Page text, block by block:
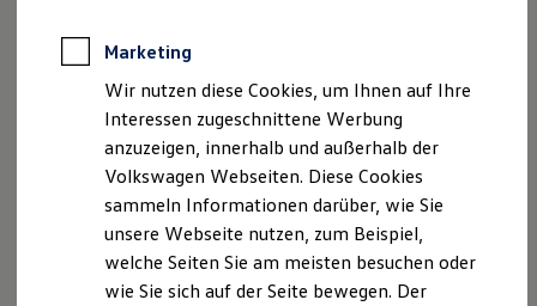
Rekuperation
Laden unterwegs
Laden Zuhause
Ladestationen finden
Ladezeitensimulator
Batterie
Sicherheit
Nachhaltigkeit
Technologie
Kosten und Kauf
Der neue ID.3 Neo
So geht neu. Klar im Design. Stark im Alltag.
Entdecken Sie jetzt den neuen ID.3 Neo!
Mehr zum ID.3 Neo erfahren
Marketing
Wir nutzen diese Cookies, um Ihnen auf Ihre
Interessen zugeschnittene Werbung
anzuzeigen, innerhalb und außerhalb der
Volkswagen Webseiten. Diese Cookies
sammeln Informationen darüber, wie Sie
unsere Webseite nutzen, zum Beispiel,
welche Seiten Sie am meisten besuchen oder
wie Sie sich auf der Seite bewegen. Der